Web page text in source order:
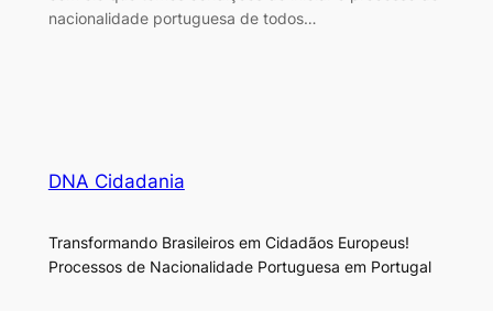
nacionalidade portuguesa de todos…
DNA Cidadania
Transformando Brasileiros em Cidadãos Europeus!
Processos de Nacionalidade Portuguesa em Portugal